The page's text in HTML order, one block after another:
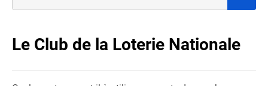
Le Club de la Loterie Nationale